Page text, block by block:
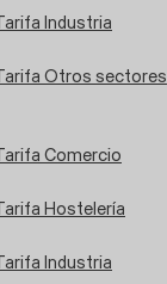
Tarifa Industria
Tarifa Otros sectores
Tarifa Comercio
Tarifa Hostelería
Tarifa Industria